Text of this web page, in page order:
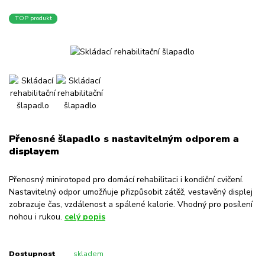
TOP produkt
Přenosné šlapadlo s nastavitelným odporem a
displayem
Přenosný minirotoped pro domácí rehabilitaci i kondiční cvičení.
Nastavitelný odpor umožňuje přizpůsobit zátěž, vestavěný displej
zobrazuje čas, vzdálenost a spálené kalorie. Vhodný pro posílení
nohou i rukou. celý popis
Dostupnost skladem